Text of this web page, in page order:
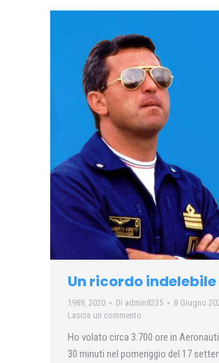
Un ricordo indelebile
1989 2020 Di admin8235
8 Giugno
Lascia un commento
Ho volato circa 3.700 ore in
30 minuti nel pomeriggio del 17